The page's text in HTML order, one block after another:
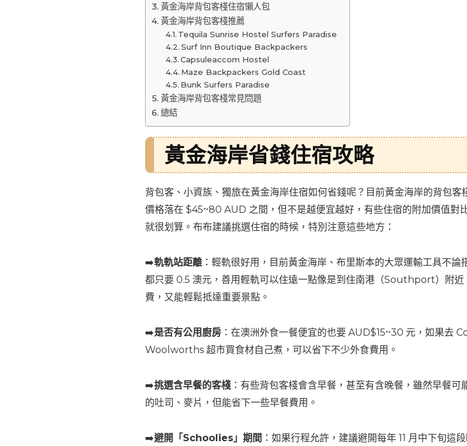
黃金海岸背包客棧住宿懶人包
黃金海岸背包客棧推薦
Tequila Sunrise Hostel Surfers Paradise
Surf Inn Boutique Backpackers
Capsuleaccom Hostel
Maze Backpackers Gold Coast
Bunk Surfers Paradise
黃金海岸背包客棧常見問題
總結
黃金海岸省錢住宿攻略
背包客、小資族、獨旅在黃金海岸住宿如何省錢呢？目前黃金海岸的背包客
價格落在 $45~80 AUD 之間，但不是越便宜越好，有些住宿的附加價值對
就很划算。布布建議挑選住宿的時候，特別注意這些地方：
➡️軌軌站距離 ：輕軌很好用，目前黃金海岸、布里斯本的大眾運輸工具不論
都只要 0.5 澳元，善用輕軌可以住遠一點像是到住南港（Southport）附近
費，又能輕鬆抵達重要景點。
➡️是否有公用廚房 ：在澳洲外食一餐便宜的也要 AUD$15~30 元，如果去
Woolworths 超市買食材自己煮，可以省下不少外食費用。
➡️挑選含早餐的客棧 ：有些背包客棧會含早餐，甚至有含晚餐，雖然早餐可
的吐司、麥片，但能省下一些早餐費用。
➡️避開「Schoolies」期間 ：如果行程允許，建議避開每年 11 月中下旬這